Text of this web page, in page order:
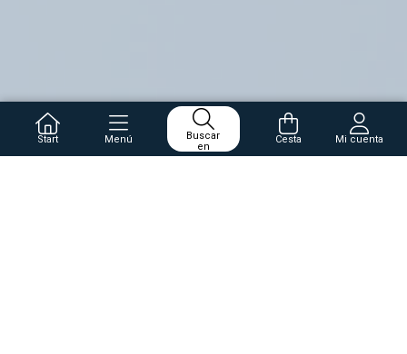
Start Menú
Buscar
en
Cesta Mi cuenta